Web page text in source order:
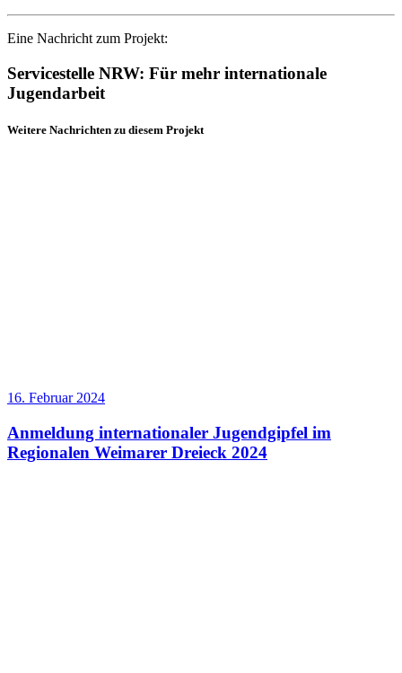
Eine Nachricht zum Projekt:
Servicestelle NRW: Für mehr internationale
Jugendarbeit
Weitere Nachrichten zu diesem Projekt
16. Februar 2024
Anmeldung internationaler Jugendgipfel im
Regionalen Weimarer Dreieck 2024